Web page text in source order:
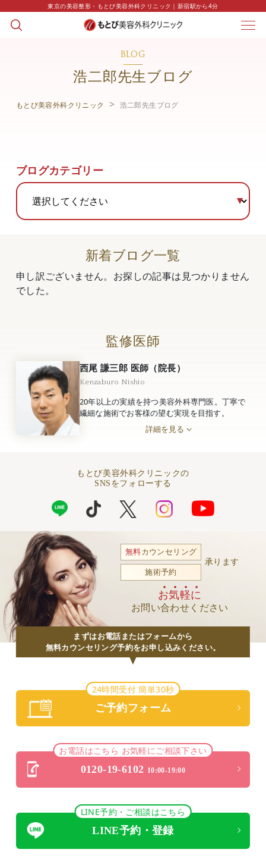
東京の美容整形・もとび美容外科クリニック｜新宿駅から4分
BLOG
浩二郎先生ブログ
もとび美容外科クリニック 浩二郎先生ブログ
ブログカテゴリー
新着ブログ一覧
申し訳ございません。お探しの記事は見つかりません
でした。
監修医師
西尾 謙三郎 医師（院長）
Kenzaburo Nishio
20年以上の実績を持つ美容外科専門医。丁寧で
繊細な施術でお客様の望む実現を目指す。
詳細を見る
もとび美容外科クリニックの
SNSをフォローする
無料カウンセリング
施術予約
承ります
お気軽に
お問い合わせください
まずはお電話またはフォームから
無料カウンセリング予約をお申し込みください。
24時間受付 簡単30秒
ご予約フォーム
お電話はこちら お気軽にご相談下さい
0120-19-6102 10:00-19:00
LINE予約・ご相談はこちら
LINE予約・登録